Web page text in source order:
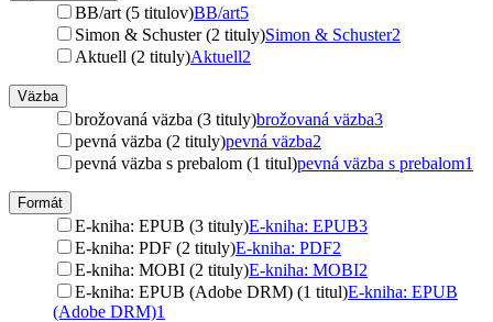
BB/art (5 titulov)BB/art5
Simon & Schuster (2 tituly)Simon & Schuster2
Aktuell (2 tituly)Aktuell2
Väzba
brožovaná väzba (3 tituly)brožovaná väzba3
pevná väzba (2 tituly)pevná väzba2
pevná väzba s prebalom (1 titul)pevná väzba s prebalom1
Formát
E-kniha: EPUB (3 tituly)E-kniha: EPUB3
E-kniha: PDF (2 tituly)E-kniha: PDF2
E-kniha: MOBI (2 tituly)E-kniha: MOBI2
E-kniha: EPUB (Adobe DRM) (1 titul)E-kniha: EPUB
(Adobe DRM)1